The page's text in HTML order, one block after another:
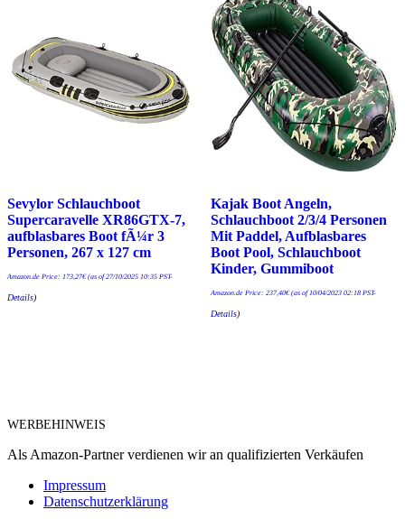
Sevylor Schlauchboot
Supercaravelle XR86GTX-7,
aufblasbares Boot fÃ¼r 3
Personen, 267 x 127 cm
Amazon.de Price: 173,27€(as of 27/10/2025 10:35 PST-
Details)
Kajak Boot Angeln,
Schlauchboot 2/3/4 Personen
Mit Paddel, Aufblasbares
Boot Pool, Schlauchboot
Kinder, Gummiboot
Amazon.de Price: 237,40€(as of 10/04/2023 02:18 PST-
Details)
WERBEHINWEIS
Als Amazon-Partner verdienen wir an qualifizierten Verkäufen
Impressum
Datenschutzerklärung